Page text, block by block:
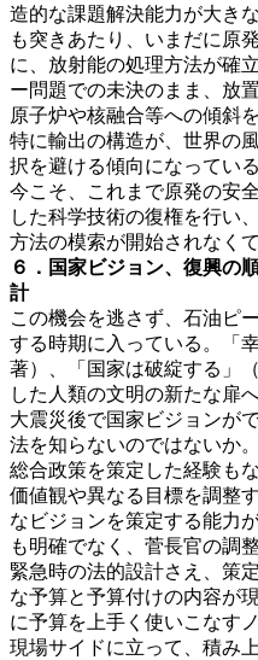
造的な課題解決能力が大き
も突きあたり、いまだに原
に、放射能の処理方法が確
ー問題での未決のまま、放
原子炉や核融合等への傾斜
特に輸出の構造が、世界の
択を避ける傾向になっている
今こそ、これまで原発の安
した科学技術の復権を行い
方法の模索が開始されなく
６．国家ビジョン、復興の
計
この機会を逃さず、石油ピ
する時期に入っている。「
著）、「国家は破綻する」
した人類の文明の新たな扉
大震災後で国家ビジョンが
法を知らないのではないか。
総合政策を策定した経験も
価値観や異なる目標を調整
なビジョンを策定する能力
も明確でなく、菅長官の調
緊急時の法的設計さえ、策
な予算と予算付けの内容が
に予算を上手く使いこなす
現場サイドに立って、積み